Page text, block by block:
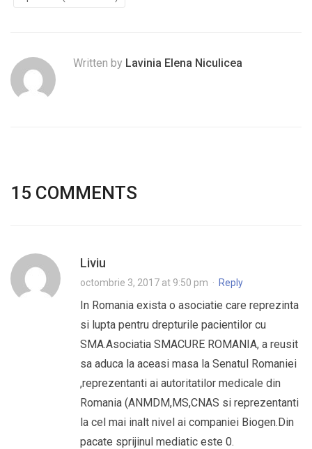
Written by Lavinia Elena Niculicea
15 COMMENTS
Liviu
octombrie 3, 2017 at 9:50 pm · Reply
In Romania exista o asociatie care reprezinta
si lupta pentru drepturile pacientilor cu
SMA.Asociatia SMACURE ROMANIA, a reusit
sa aduca la aceasi masa la Senatul Romaniei
,reprezentanti ai autoritatilor medicale din
Romania (ANMDM,MS,CNAS si reprezentanti
la cel mai inalt nivel ai companiei Biogen.Din
pacate sprijinul mediatic este 0.